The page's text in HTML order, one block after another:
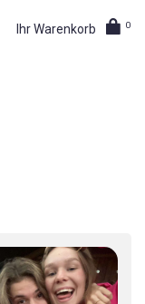
Ihr Warenkorb 0